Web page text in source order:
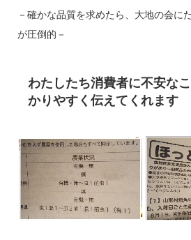
－確かな品質を求めたら、大地の会
が圧倒的－
わたしたち消費者に不安な
かりやすく伝えてくれます